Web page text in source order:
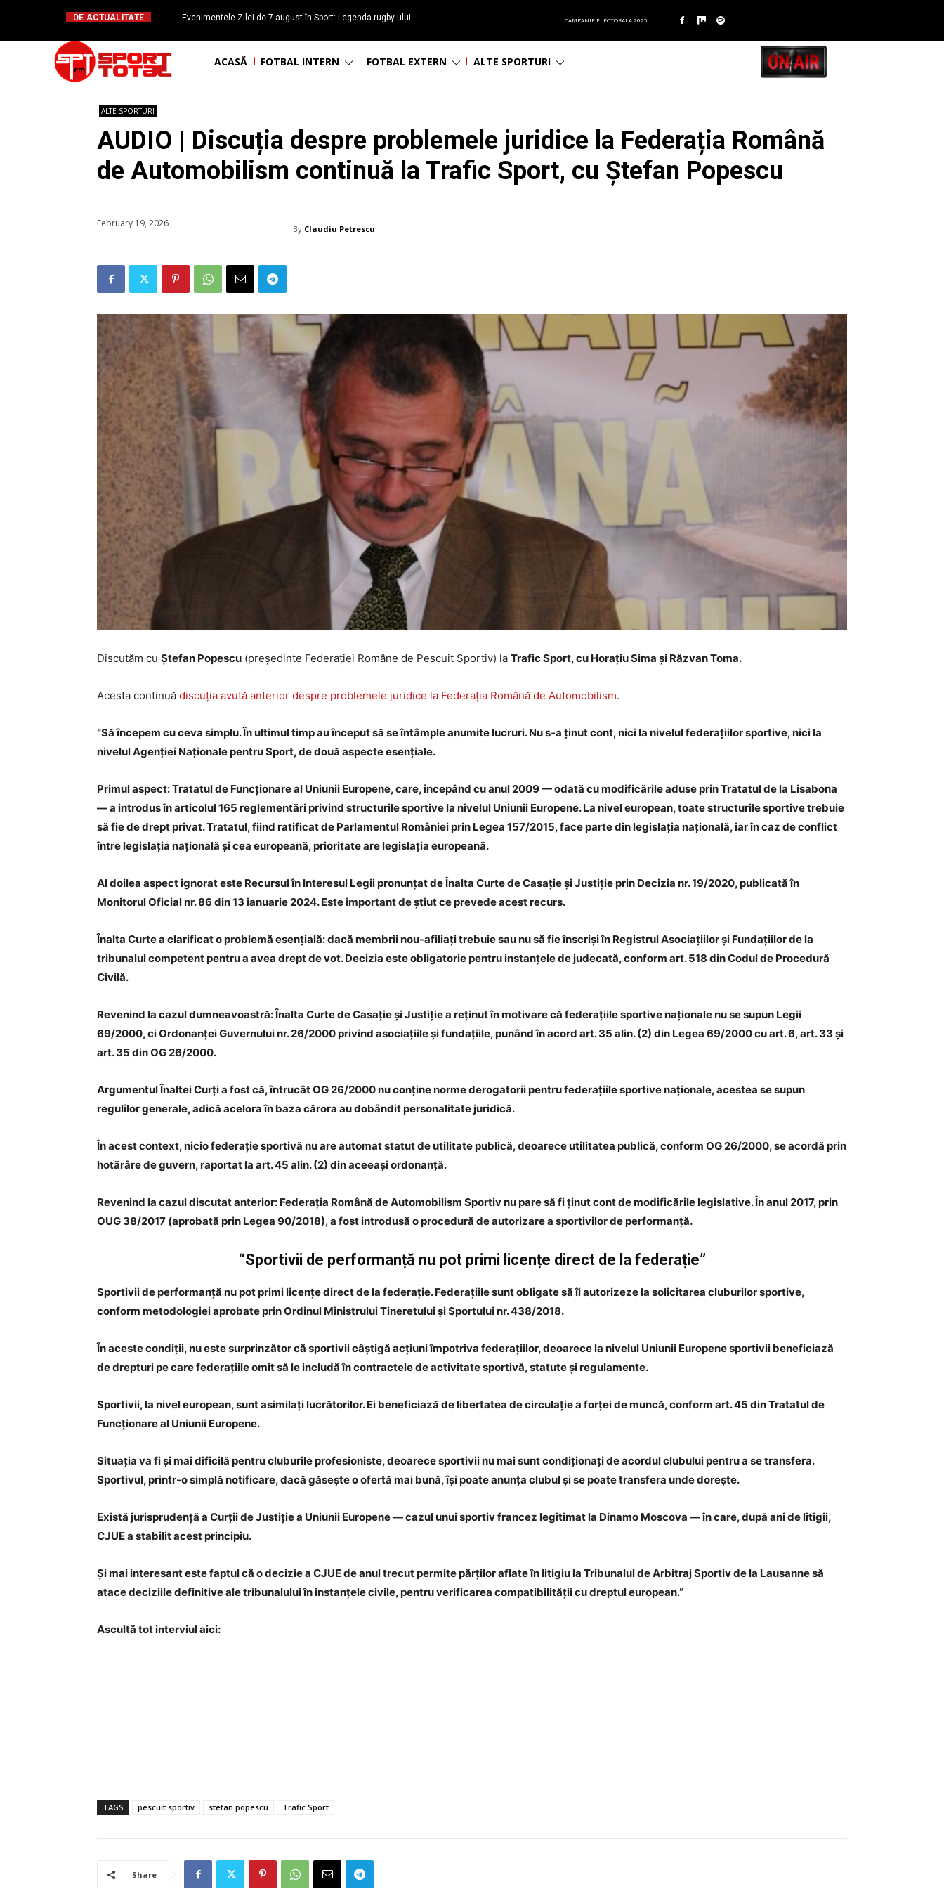
DE ACTUALITATE
Evenimentele Zilei de 7 august în Sport: Legenda rugby-ului
CAMPANIE ELECTORALA 2025
ACASĂ FOTBAL INTERN FOTBAL EXTERN ALTE SPORTURI
ALTE SPORTURI
AUDIO | Discuția despre problemele juridice la Federația Română
de Automobilism continuă la Trafic Sport, cu Ștefan Popescu
February 19, 2026 By Claudiu Petrescu
Discutăm cu Ștefan Popescu (președinte Federației Române de Pescuit Sportiv) la Trafic Sport, cu Horațiu Sima și Răzvan Toma.
Acesta continuă discuția avută anterior despre problemele juridice la Federația Română de Automobilism.
“Să începem cu ceva simplu. În ultimul timp au început să se întâmple anumite lucruri. Nu s‑a ținut cont, nici la nivelul federațiilor sportive, nici la
nivelul Agenției Naționale pentru Sport, de două aspecte esențiale.
Primul aspect: Tratatul de Funcționare al Uniunii Europene, care, începând cu anul 2009 — odată cu modificările aduse prin Tratatul de la Lisabona
— a introdus în articolul 165 reglementări privind structurile sportive la nivelul Uniunii Europene. La nivel european, toate structurile sportive trebuie
să fie de drept privat. Tratatul, fiind ratificat de Parlamentul României prin Legea 157/2015, face parte din legislația națională, iar în caz de conflict
între legislația națională și cea europeană, prioritate are legislația europeană.
Al doilea aspect ignorat este Recursul în Interesul Legii pronunțat de Înalta Curte de Casație și Justiție prin Decizia nr. 19/2020, publicată în
Monitorul Oficial nr. 86 din 13 ianuarie 2024. Este important de știut ce prevede acest recurs.
Înalta Curte a clarificat o problemă esențială: dacă membrii nou‑afiliați trebuie sau nu să fie înscriși în Registrul Asociațiilor și Fundațiilor de la
tribunalul competent pentru a avea drept de vot. Decizia este obligatorie pentru instanțele de judecată, conform art. 518 din Codul de Procedură
Civilă.
Revenind la cazul dumneavoastră: Înalta Curte de Casație și Justiție a reținut în motivare că federațiile sportive naționale nu se supun Legii
69/2000, ci Ordonanței Guvernului nr. 26/2000 privind asociațiile și fundațiile, punând în acord art. 35 alin. (2) din Legea 69/2000 cu art. 6, art. 33 și
art. 35 din OG 26/2000.
Argumentul Înaltei Curți a fost că, întrucât OG 26/2000 nu conține norme derogatorii pentru federațiile sportive naționale, acestea se supun
regulilor generale, adică acelora în baza cărora au dobândit personalitate juridică.
În acest context, nicio federație sportivă nu are automat statut de utilitate publică, deoarece utilitatea publică, conform OG 26/2000, se acordă prin
hotărâre de guvern, raportat la art. 45 alin. (2) din aceeași ordonanță.
Revenind la cazul discutat anterior: Federația Română de Automobilism Sportiv nu pare să fi ținut cont de modificările legislative. În anul 2017, prin
OUG 38/2017 (aprobată prin Legea 90/2018), a fost introdusă o procedură de autorizare a sportivilor de performanță.
“Sportivii de performanță nu pot primi licențe direct de la federație”
Sportivii de performanță nu pot primi licențe direct de la federație. Federațiile sunt obligate să îi autorizeze la solicitarea cluburilor sportive,
conform metodologiei aprobate prin Ordinul Ministrului Tineretului și Sportului nr. 438/2018.
În aceste condiții, nu este surprinzător că sportivii câștigă acțiuni împotriva federațiilor, deoarece la nivelul Uniunii Europene sportivii beneficiază
de drepturi pe care federațiile omit să le includă în contractele de activitate sportivă, statute și regulamente.
Sportivii, la nivel european, sunt asimilați lucrătorilor. Ei beneficiază de libertatea de circulație a forței de muncă, conform art. 45 din Tratatul de
Funcționare al Uniunii Europene.
Situația va fi și mai dificilă pentru cluburile profesioniste, deoarece sportivii nu mai sunt condiționați de acordul clubului pentru a se transfera.
Sportivul, printr-o simplă notificare, dacă găsește o ofertă mai bună, își poate anunța clubul și se poate transfera unde dorește.
Există jurisprudență a Curții de Justiție a Uniunii Europene — cazul unui sportiv francez legitimat la Dinamo Moscova — în care, după ani de litigii,
CJUE a stabilit acest principiu.
Și mai interesant este faptul că o decizie a CJUE de anul trecut permite părților aflate în litigiu la Tribunalul de Arbitraj Sportiv de la Lausanne să
atace deciziile definitive ale tribunalului în instanțele civile, pentru verificarea compatibilității cu dreptul european.”
Ascultă tot interviul aici:
TAGS pescuit sportiv stefan popescu Trafic Sport
Share